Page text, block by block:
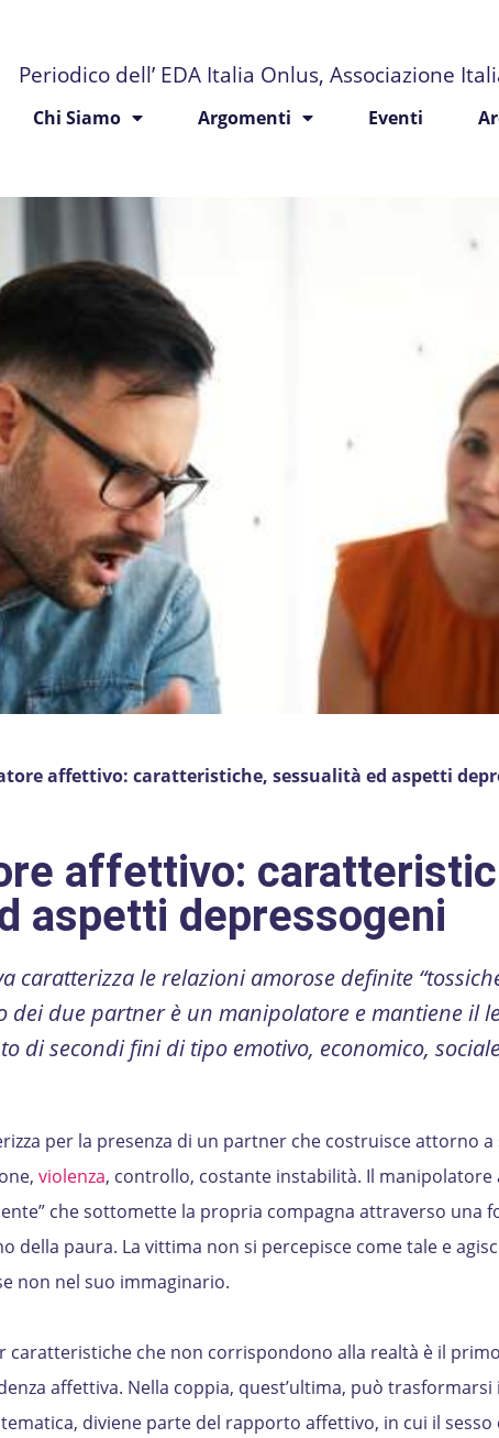
Periodico dell’ EDA Italia Onlus, Associazione
Chi Siamo Argomenti Eventi
affettivo: caratteristiche, sessualità ed aspetti
affettivo:
aspetti depressogeni
caratterizza le relazioni amorose definite
dei due partner è un manipolatore e mantiene il
di secondi fini di tipo emotivo, economico,
per la presenza di un partner che costruisce attorno a
violenza, controllo, costante instabilità. Il manipolatore
che sottomette la propria compagna attraverso una
della paura. La vittima non si percepisce come tale e
non nel suo immaginario.
caratteristiche che non corrispondono alla realtà è il
affettiva. Nella coppia, quest’ultima, può trasformarsi
diviene parte del rapporto affettivo, in cui il sesso